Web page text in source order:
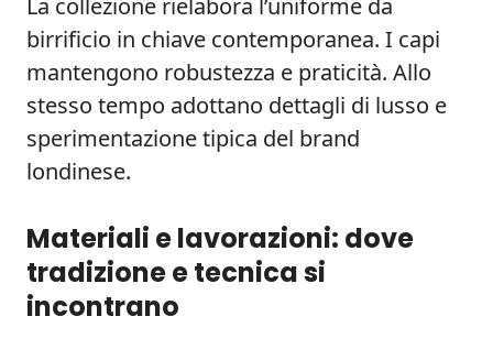
La collezione rielabora l’uniforme da
birrificio in chiave contemporanea. I capi
mantengono robustezza e praticità. Allo
stesso tempo adottano dettagli di lusso e
sperimentazione tipica del brand
londinese.
Materiali e lavorazioni: dove
tradizione e tecnica si
incontrano